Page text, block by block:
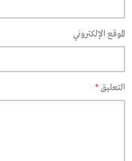
الموقع الإلكتروني
التعليق*